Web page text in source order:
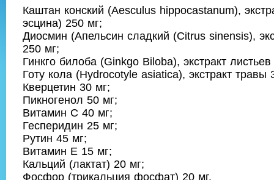
Каштан конский (Aesculus hippocastanum),
эсцина) 250 мг;
Диосмин (Апельсин сладкий (Citrus sinensis),
250 мг;
Гинкго билоба (Ginkgo Biloba), экстракт
Готу кола (Hydrocotyle asiatica), экстракт травы
Кверцетин 30 мг;
Пикногенол 50 мг;
Витамин С 40 мг;
Гесперидин 25 мг;
Рутин 45 мг;
Витамин Е 15 мг;
Кальций (лактат) 20 мг;
Фосфор (трикальция фосфат) 20 мг.